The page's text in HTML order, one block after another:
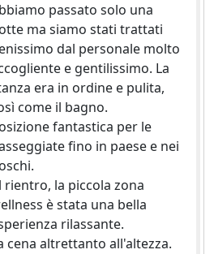
passato solo una
ma siamo stati trattati
dal personale molto
e gentilissimo. La
era in ordine e pulita,
come il bagno.
fantastica per le
fino in paese e nei
rientro, la piccola zona
è stata una bella
rilassante.
cena altrettanto all'altezza.